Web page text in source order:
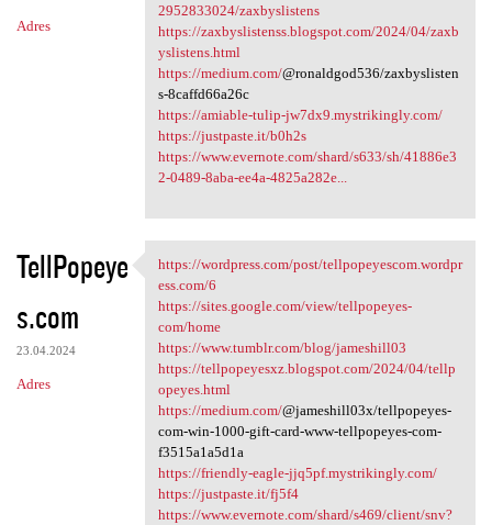
Adres
2952833024/zaxbyslistens
https://zaxbyslistenss.blogspot.com/2024/04/zaxb
yslistens.html
https://medium.com/@ronaldgod536/zaxbyslisten
s-8caffd66a26c
https://amiable-tulip-jw7dx9.mystrikingly.com/
https://justpaste.it/b0h2s
https://www.evernote.com/shard/s633/sh/41886e3
2-0489-8aba-ee4a-4825a282e...
TellPopeye
s.com
23.04.2024
Adres
https://wordpress.com/post
https://wordpress.com/post/tellpopeyescom.wordpr
ess.com/6
https://sites.google.com/view/tellpopeyes-
com/home
https://www.tumblr.com/blog/jameshill03
https://tellpopeyesxz.blogspot.com/2024/04/tellp
opeyes.html
https://medium.com/@jameshill03x/tellpopeyes-
com-win-1000-gift-card-www-tellpopeyes-com-
f3515a1a5d1a
https://friendly-eagle-jjq5pf.mystrikingly.com/
https://justpaste.it/fj5f4
https://www.evernote.com/shard/s469/client/snv?